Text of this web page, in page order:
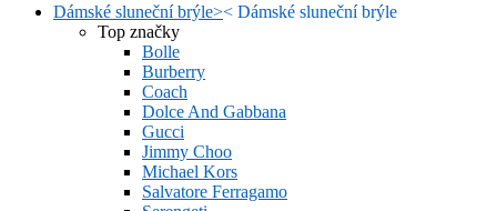
Dámské sluneční brýle>< Dámské sluneční brýle
Top značky
Bolle
Burberry
Coach
Dolce And Gabbana
Gucci
Jimmy Choo
Michael Kors
Salvatore Ferragamo